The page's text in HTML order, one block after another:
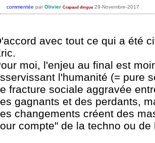
commentée par Olivier Crapaud dingue 29-Novembre-2017
avec tout ce qui a été
moi, l'enjeu au final est
l'humanité (= pure
fracture sociale aggravée
gagnants et des perdants,
changements créent des
compte" de la techno ou